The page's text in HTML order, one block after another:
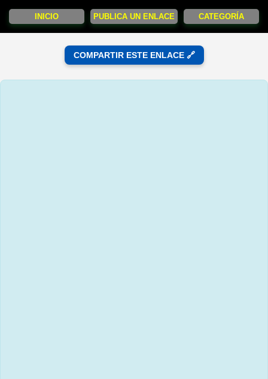
INICIO PUBLICA UN ENLACE CATEGORÍA
COMPARTIR ESTE ENLACE 🔗